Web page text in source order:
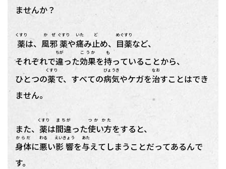
ませんか？
薬
くすり
は、 風邪
かぜ
薬
ぐすり
や痛
いた
み止
ど
め、 目薬
めぐすり
など、
それぞれで違
ちが
った効果
こうか
を持
も
っていることから、
ひとつの薬
くすり
で、すべての病気
びょうき
やケガを治
なお
すことはでき
ません。
また、 薬
くすり
は間違
まちが
った使い方
つか かた
をすると、
身体
からだ
に悪
わる
い影響
えいきょう
を与
あた
えてしまうことだってあるんで
す。